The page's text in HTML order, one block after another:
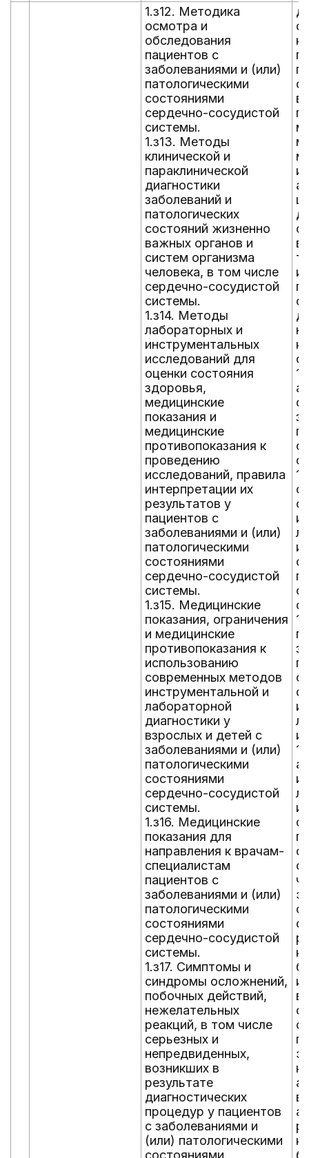
1.з12. Методика
осмотра и
обследования
пациентов с
заболеваниями и (или)
патологическими
состояниями
сердечно-сосудистой
системы.
1.з13. Методы
клинической и
параклинической
диагностики
заболеваний и
патологических
состояний жизненно
важных органов и
систем организма
человека, в том числе
сердечно-сосудистой
системы.
1.з14. Методы
лабораторных и
инструментальных
исследований для
оценки состояния
здоровья,
медицинские
показания и
медицинские
противопоказания к
проведению
исследований, правила
интерпретации их
результатов у
пациентов с
заболеваниями и (или)
патологическими
состояниями
сердечно-сосудистой
системы.
1.з15. Медицинские
показания, ограничения
и медицинские
противопоказания к
использованию
современных методов
инструментальной и
лабораторной
диагностики у
взрослых и детей с
заболеваниями и (или)
патологическими
состояниями
сердечно-сосудистой
системы.
1.з16. Медицинские
показания для
направления к врачам-
специалистам
пациентов с
заболеваниями и (или)
патологическими
состояниями
сердечно-сосудистой
системы.
1.з17. Симптомы и
синдромы осложнений,
побочных действий,
нежелательных
реакций, в том числе
серьезных и
непредвиденных,
возникших в
результате
диагностических
процедур у пациентов
с заболеваниями и
(или) патологическими
состояниями
с
с